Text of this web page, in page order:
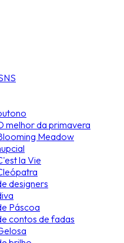
melhor da primavera
Meadow
la Vie
designers
Páscoa
contos de fadas